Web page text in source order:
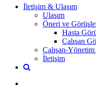
İletişim & Ulaşım
Ulaşım
Öneri ve
Hasta
Çalışan
Çalışan-
İletişim